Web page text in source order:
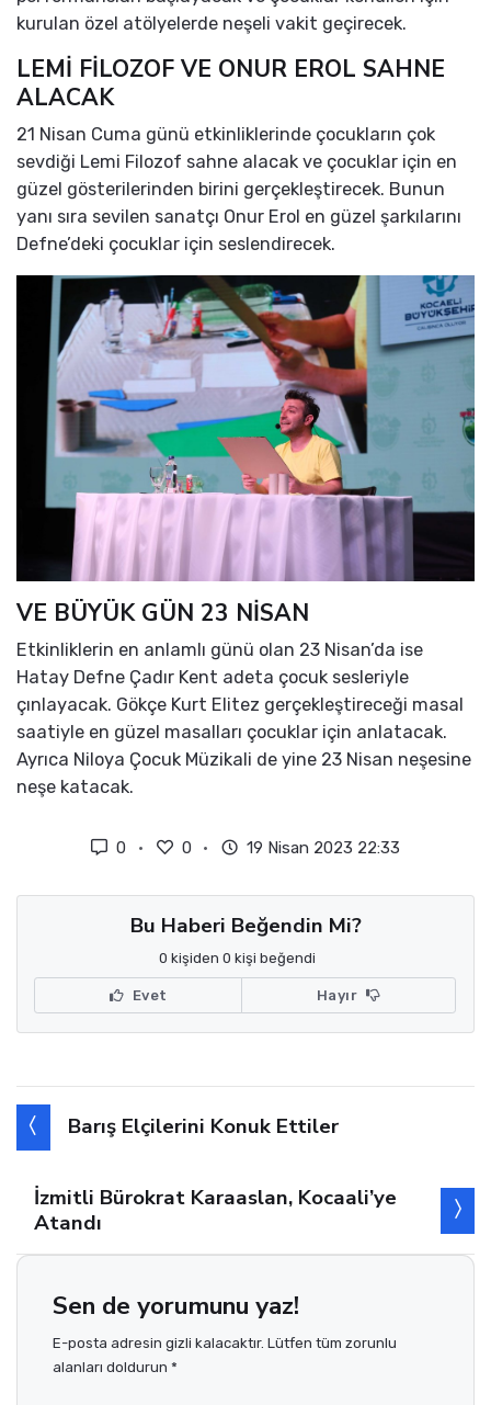
kurulan özel atölyelerde neşeli vakit geçirecek.
LEMİ FİLOZOF VE ONUR EROL SAHNE
ALACAK
21 Nisan Cuma günü etkinliklerinde çocukların çok
sevdiği Lemi Filozof sahne alacak ve çocuklar için en
güzel gösterilerinden birini gerçekleştirecek. Bunun
yanı sıra sevilen sanatçı Onur Erol en güzel şarkılarını
Defne’deki çocuklar için seslendirecek.
VE BÜYÜK GÜN 23 NİSAN
Etkinliklerin en anlamlı günü olan 23 Nisan’da ise
Hatay Defne Çadır Kent adeta çocuk sesleriyle
çınlayacak. Gökçe Kurt Elitez gerçekleştireceği masal
saatiyle en güzel masalları çocuklar için anlatacak.
Ayrıca Niloya Çocuk Müzikali de yine 23 Nisan neşesine
neşe katacak.
0 0 19 Nisan 2023 22:33
Bu Haberi Beğendin Mi?
0 kişiden 0 kişi beğendi
Evet Hayır
Barış Elçilerini Konuk Ettiler
İzmitli Bürokrat Karaaslan, Kocaali’ye
Atandı
Sen de yorumunu yaz!
E-posta adresin gizli kalacaktır. Lütfen tüm zorunlu
alanları doldurun *